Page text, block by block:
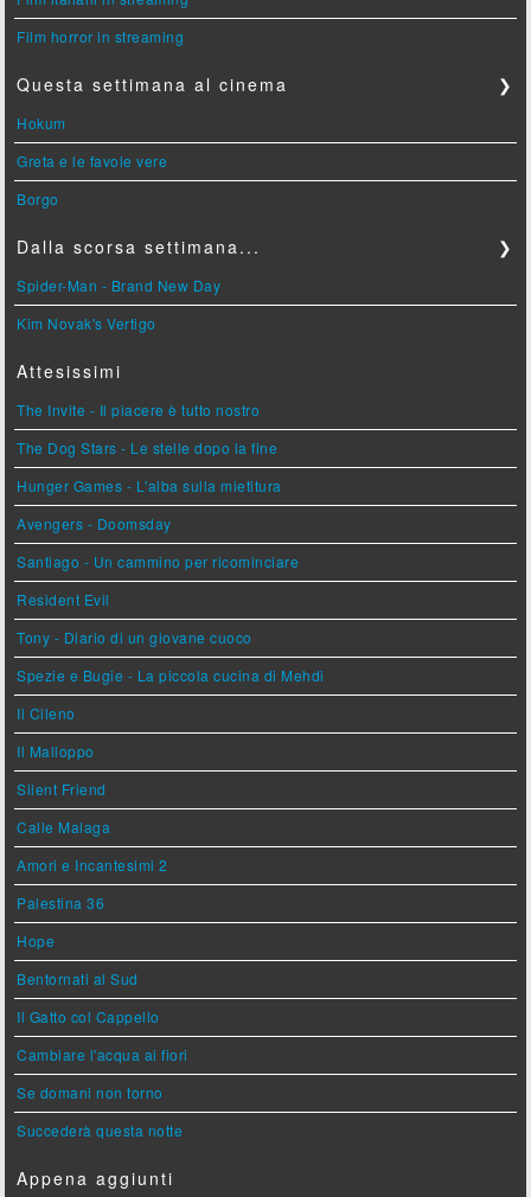
Film horror in streaming
Questa settimana al cinema ❯
Hokum
Greta e le favole vere
Borgo
Dalla scorsa settimana... ❯
Spider-Man - Brand New Day
Kim Novak's Vertigo
Attesissimi
The Invite - Il piacere è tutto nostro
The Dog Stars - Le stelle dopo la fine
Hunger Games - L'alba sulla mietitura
Avengers - Doomsday
Santiago - Un cammino per ricominciare
Resident Evil
Tony - Diario di un giovane cuoco
Spezie e Bugie - La piccola cucina di Mehdi
Il Cileno
Il Malloppo
Silent Friend
Calle Malaga
Amori e Incantesimi 2
Palestina 36
Hope
Bentornati al Sud
Il Gatto col Cappello
Cambiare l'acqua ai fiori
Se domani non torno
Succederà questa notte
Appena aggiunti